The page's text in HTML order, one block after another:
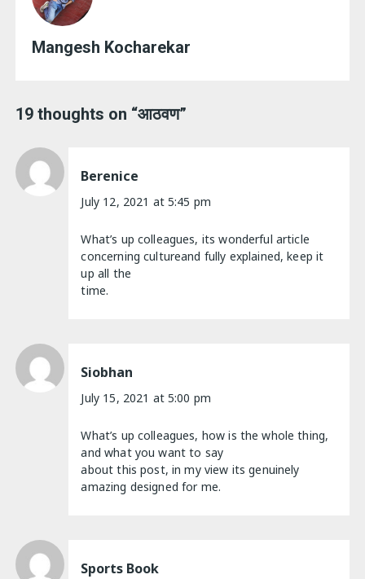
Mangesh Kocharekar
19 thoughts on “आठवण”
Berenice
July 12, 2021 at 5:45 pm
What’s up colleagues, its wonderful article
concerning cultureand fully explained, keep it
up all the
time.
Siobhan
July 15, 2021 at 5:00 pm
What’s up colleagues, how is the whole thing,
and what you want to say
about this post, in my view its genuinely
amazing designed for me.
Sports Book